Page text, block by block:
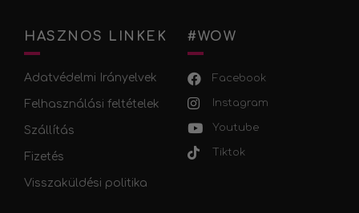
HASZNOS LINKEK
Adatvédelmi Irányelvek
Felhasználási feltételek
Szállítás
Fizetés
Visszaküldési politika
#WOW
Facebook
Instagram
Youtube
Tiktok